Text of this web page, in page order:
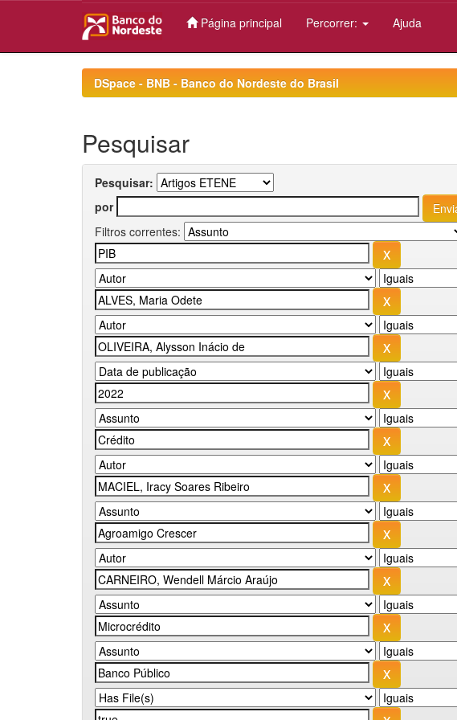
Página principal Percorrer: Ajuda
DSpace - BNB - Banco do Nordeste do Brasil
Pesquisar
Pesquisar:
por
Filtros correntes: